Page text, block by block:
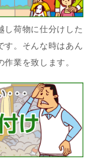
し荷物に仕分けした
す。そんな時はあん
業を致します。